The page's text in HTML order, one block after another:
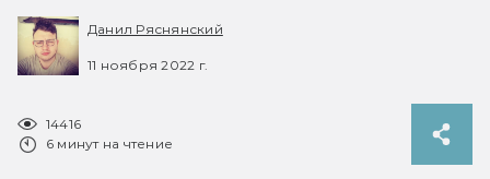
Данил Ряснянский
11 ноября 2022 г.
14416
6 минут на чтение